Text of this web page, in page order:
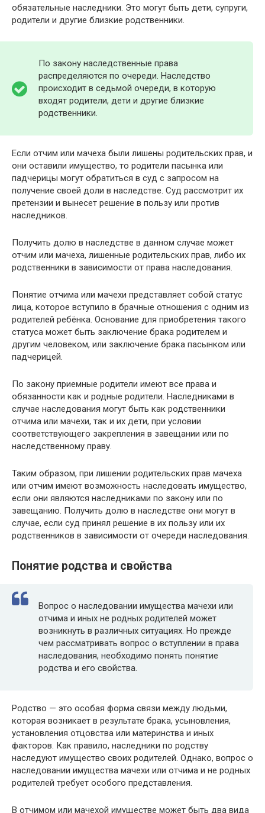
обязательные наследники. Это могут быть дети, супруги,
родители и другие близкие родственники.
По закону наследственные права
распределяются по очереди. Наследство
происходит в седьмой очереди, в которую
входят родители, дети и другие близкие
родственники.
Если отчим или мачеха были лишены родительских прав, и
они оставили имущество, то родители пасынка или
падчерицы могут обратиться в суд с запросом на
получение своей доли в наследстве. Суд рассмотрит их
претензии и вынесет решение в пользу или против
наследников.
Получить долю в наследстве в данном случае может
отчим или мачеха, лишенные родительских прав, либо их
родственники в зависимости от права наследования.
Понятие отчима или мачехи представляет собой статус
лица, которое вступило в брачные отношения с одним из
родителей ребёнка. Основание для приобретения такого
статуса может быть заключение брака родителем и
другим человеком, или заключение брака пасынком или
падчерицей.
По закону приемные родители имеют все права и
обязанности как и родные родители. Наследниками в
случае наследования могут быть как родственники
отчима или мачехи, так и их дети, при условии
соответствующего закрепления в завещании или по
наследственному праву.
Таким образом, при лишении родительских прав мачеха
или отчим имеют возможность наследовать имущество,
если они являются наследниками по закону или по
завещанию. Получить долю в наследстве они могут в
случае, если суд принял решение в их пользу или их
родственников в зависимости от очереди наследования.
Понятие родства и свойства
Вопрос о наследовании имущества мачехи или
отчима и иных не родных родителей может
возникнуть в различных ситуациях. Но прежде
чем рассматривать вопрос о вступлении в права
наследования, необходимо понять понятие
родства и его свойства.
Родство — это особая форма связи между людьми,
которая возникает в результате брака, усыновления,
установления отцовства или материнства и иных
факторов. Как правило, наследники по родству
наследуют имущество своих родителей. Однако, вопрос о
наследовании имущества мачехи или отчима и не родных
родителей требует особого представления.
В отчимом или мачехой имуществе может быть два вида